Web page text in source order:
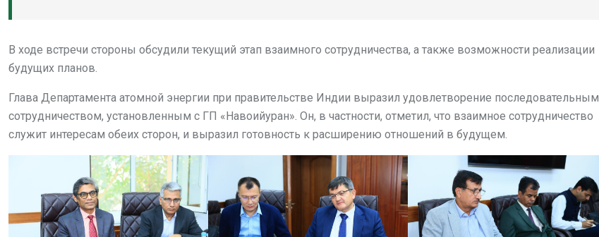
В ходе встречи стороны обсудили текущий этап взаимного сотрудничества, а также возможности реализации
будущих планов.
Глава Департамента атомной энергии при правительстве Индии выразил удовлетворение последовательным
сотрудничеством, установленным с ГП «Навоийуран». Он, в частности, отметил, что взаимное сотрудничество
служит интересам обеих сторон, и выразил готовность к расширению отношений в будущем.